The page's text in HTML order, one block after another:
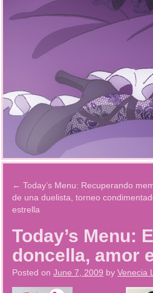
← Today’s Menu: Recuperando
de una duelista, torneo
estrella
Today’s Menu:
doncella, amor
Posted on June 7, 2009 by Venecia